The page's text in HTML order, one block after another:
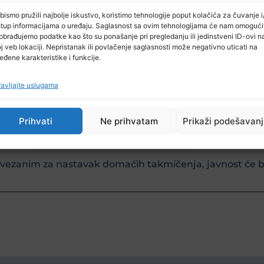
pružili najbolje iskustvo, koristimo tehnologije poput kolačića za čuvanje
informacijama o uređaju. Saglasnost sa ovim tehnologijama će nam
podatke kao što su ponašanje pri pregledanju ili jedinstveni ID-ovi
veb lokaciji. Nepristanak ili povlačenje saglasnosti može negativno uticati na
karakteristike i funkcije.
uslugama
Prihvati Ne prihvatam Prikaži
realizacije završnice fudbalskih takmičenja u
sa redoslijedom aktivnosti kako bi se
takmičenja u zemljama članicama bude
i poštovati sve zaključke nadležnih organa
zdravlje svih učesnika najsigurnije rješenje, da se
za nastavak domaćih takmičenja, javnost će